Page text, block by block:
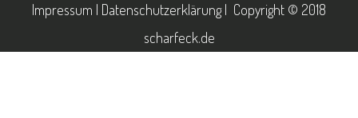
Impressum | Datenschutzerklärung| Copyright © 2018
scharfeck.de